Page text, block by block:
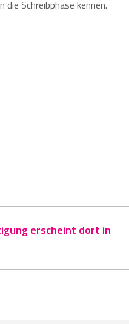
Schreibphase kennen.
erscheint dort in